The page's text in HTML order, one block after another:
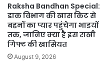
Raksha Bandhan Special:
डाक विभाग की खास किट से
बहनों का प्यार पहुंचेगा भाइयों
तक, जानिए क्या है इस राखी
गिफ्ट की खासियत
August 9, 2026